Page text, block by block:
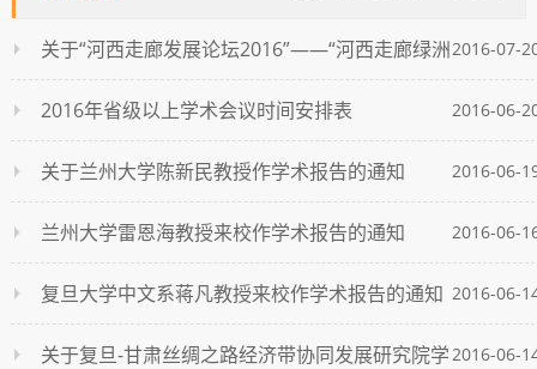
2016-07-
关于“河西走廊发展论坛2016”——“河西走廊绿洲
特色农业发展”学术研讨会的通知 2016-06-
2016年省级以上学术会议时间安排表
2016-06-
关于兰州大学陈新民教授作学术报告的通知
2016-06-
兰州大学雷恩海教授来校作学术报告的通知
2016-06-
复旦大学中文系蒋凡教授来校作学术报告的通知
2016-06-
关于复旦-甘肃丝绸之路经济带协同发展研究院学